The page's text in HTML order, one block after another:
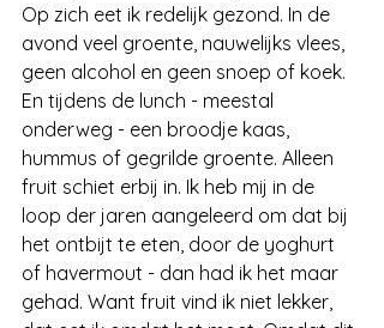
Op zich eet ik redelijk gezond. In de
avond veel groente, nauwelijks vlees,
geen alcohol en geen snoep of koek.
En tijdens de lunch - meestal
onderweg - een broodje kaas,
hummus of gegrilde groente. Alleen
fruit schiet erbij in. Ik heb mij in de
loop der jaren aangeleerd om dat bij
het ontbijt te eten, door de yoghurt
of havermout - dan had ik het maar
gehad. Want fruit vind ik niet lekker,